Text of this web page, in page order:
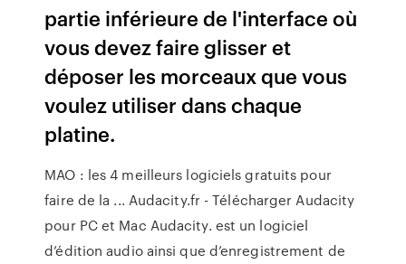
partie inférieure de l'interface où
vous devez faire glisser et
déposer les morceaux que vous
voulez utiliser dans chaque
platine.
MAO : les 4 meilleurs logiciels gratuits pour
faire de la ... Audacity.fr - Télécharger Audacity
pour PC et Mac Audacity. est un logiciel
d’édition audio ainsi que d’enregistrement de